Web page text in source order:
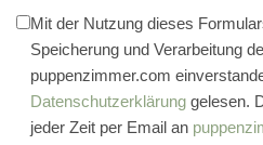
Mit der Nutzung dieses
Speicherung und Verarbeitung
puppenzimmer.com
Datenschutzerklärung gelesen.
jeder Zeit per Email an